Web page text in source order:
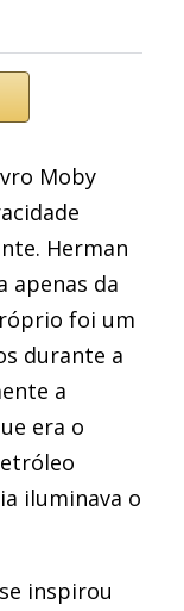
Moby
Herman
apenas da
foi um
durante a
a
era o
iluminava o
inspirou